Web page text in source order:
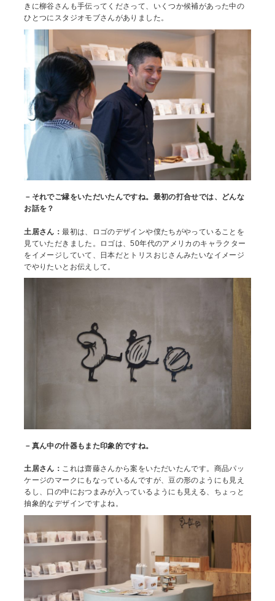
きに柳谷さんも手伝ってくださって、いくつか候補があった中の
ひとつにスタジオモブさんがありました。
－それでご縁をいただいたんですね。最初の打合せでは、どんな
お話を？
土居さん：最初は、ロゴのデザインや僕たちがやっていることを
見ていただきました。ロゴは、50年代のアメリカのキャラクター
をイメージしていて、日本だとトリスおじさんみたいなイメージ
でやりたいとお伝えして。
－真ん中の什器もまた印象的ですね。
土居さん： これは齋藤さんから案をいただいたんです。商品パッ
ケージのマークにもなっているんですが、豆の形のようにも見え
るし、口の中におつまみが入っているようにも見える、ちょっと
抽象的なデザインですよね。